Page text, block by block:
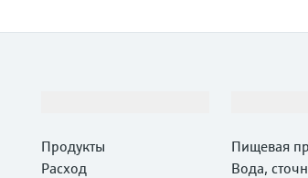
Продукты
Расход
Пищевая
ть
Вода,